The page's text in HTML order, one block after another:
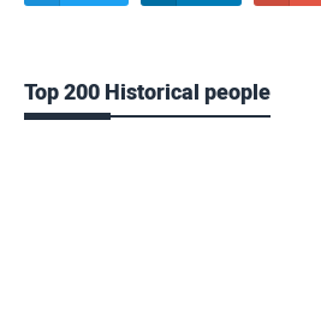
Top 200 Historical people